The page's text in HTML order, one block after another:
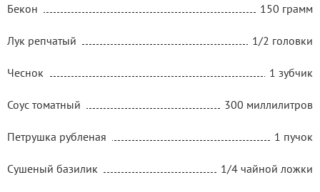
Бекон 150 грамм
Лук репчатый 1/2 головки
Чеснок 1 зубчик
Соус томатный 300 миллилитров
Петрушка рубленая 1 пучок
Сушеный базилик 1/4 чайной ложки